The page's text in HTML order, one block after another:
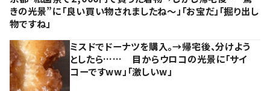
きの光景”に「良い買い物されましたね～」「お宝だ」「掘り出し
物ですね」
ミスドでドーナツを購入。→帰宅後、分けよう
としたら…… 目からウロコの光景に「サイ
コーですww」「激しいw」